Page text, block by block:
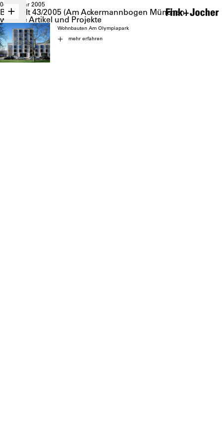
04. Januar 2005
Bauwelt 43/2005 (Am Ackermannbogen München)
weitere Artikel und Projekte
Wohnbauten Am Olympiapark
mehr erfahren